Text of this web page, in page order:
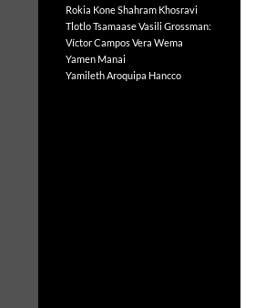
Rokia KoneShahram Khosravi
Tlotlo TsamaaseVasili Grossman:
Víctor Campos Vera Wema
Yamen Manai
Yamileth Aroquipa Hancco